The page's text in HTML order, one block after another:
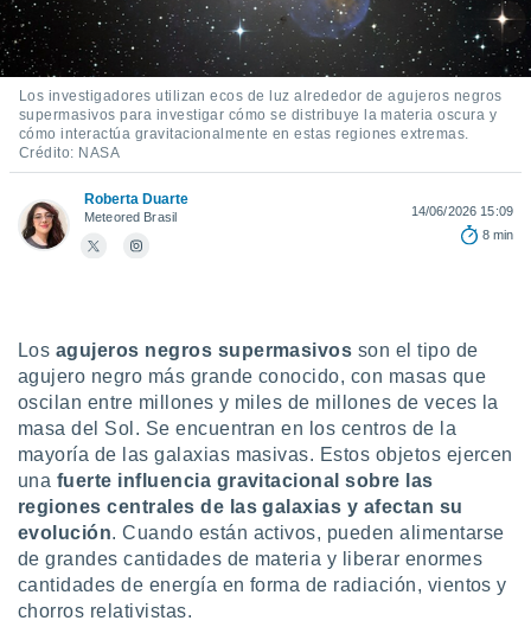
coste.
botón
a la
la
todas
nos
y
en
más
nuestra
y
de
ACEPTAR
Y
CONTINUAR
CONFIGURACIÓN
Los investigadores utilizan ecos de luz alrededor de agujeros negros
supermasivos para investigar cómo se distribuye la materia oscura y
cómo interactúa gravitacionalmente en estas regiones extremas.
Crédito: NASA
Roberta Duarte
Meteored Brasil
14/06/2026 15:09
8 min
Los agujeros negros supermasivos son el tipo de
agujero negro más grande conocido, con masas que
oscilan entre millones y miles de millones de veces la
masa del Sol. Se encuentran en los centros de la
mayoría de las galaxias masivas. Estos objetos ejercen
una fuerte influencia gravitacional sobre las
regiones centrales de las galaxias y afectan su
evolución. Cuando están activos, pueden alimentarse
de grandes cantidades de materia y liberar enormes
cantidades de energía en forma de radiación, vientos y
chorros relativistas.